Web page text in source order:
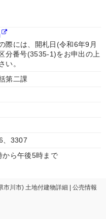
際には、開札日(令和6年9月
分番号(3535-1)をお申出の上
い。
第二課
、3307
から午後5時まで
川市) 土地付建物詳細 | 公売情報